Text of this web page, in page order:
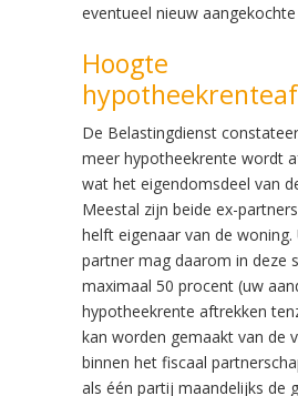
eventueel nieuw
Hoogte
De Belastingdienst
meer hypotheekrente wordt
wat het eigendomsdeel van
Meestal zijn beide ex-
helft eigenaar van de woning.
partner mag daarom in deze
maximaal 50 procent (uw
hypotheekrente aftrekken
kan worden gemaakt van de
binnen het fiscaal
als één partij maandelijks de